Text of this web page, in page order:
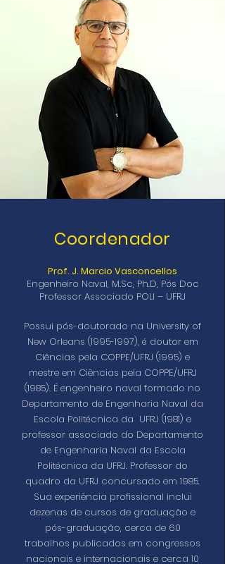
Coordenador
Prof. J. Marcio Vasconcellos
Engenheiro Naval, M.Sc, Ph.D, Pós Doc
Professor Associado POLI – UFRJ
Possui pós-doutorado na University of
New Orleans (1995-1997), é doutor em
Ciências pela COPPE/UFRJ (1995) e
mestre em Ciências pela COPPE/UFRJ
(1985). É engenheiro naval formado no
Departamento de Engenharia Naval da
Escola Politécnica da UFRJ (1981) e
professor associado do Departamento
de Engenharia Naval da Escola
Politécnica da UFRJ. Professor do
quadro da UFRJ concursado em 1985.
Sua experiência profissional inclui
dezenas de cursos de graduação e
pós-graduação, cerca de 60
trabalhos publicados em congressos
nacionais e internacionais e cerca 10